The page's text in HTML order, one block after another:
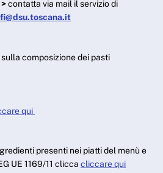
contatta via mail il servizio di
composizione dei pasti
qui
presenti nei piatti del menù e
UE 1169/11 clicca cliccare qui